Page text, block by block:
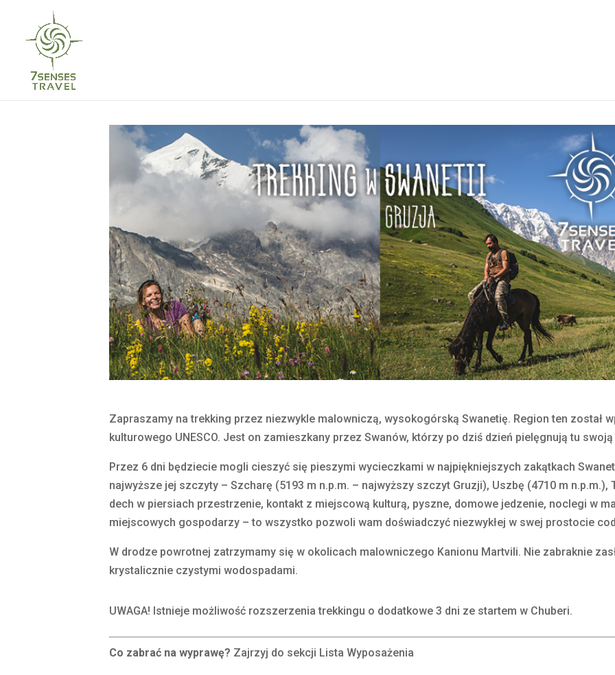
Zapraszamy na trekking przez niezwykle malowniczą, wysokogórską Swanetię. Region ten został
kulturowego UNESCO. Jest on zamieszkany przez Swanów, którzy po dziś dzień pielęgnują tu
Przez 6 dni będziecie mogli cieszyć się pieszymi wycieczkami w najpiękniejszych zakątkach
najwyższe jej szczyty – Szcharę (5193 m n.p.m. – najwyższy szczyt Gruzji), Uszbę (4710 m n.p.m.),
dech w piersiach przestrzenie, kontakt z miejscową kulturą, pyszne, domowe jedzenie, noclegi w
miejscowych gospodarzy – to wszystko pozwoli wam doświadczyć niezwykłej w swej prostocie
W drodze powrotnej zatrzymamy się w okolicach malowniczego Kanionu Martvili. Nie zabraknie
krystalicznie czystymi wodospadami.
UWAGA! Istnieje możliwość rozszerzenia trekkingu o dodatkowe 3 dni ze startem w Chuberi.
Co zabrać na wyprawę? Zajrzyj do sekcji Lista Wyposażenia